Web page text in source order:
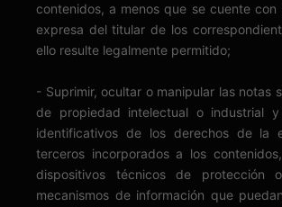
contenidos, a menos que se cuente con
expresa del titular de los
ello resulte legalmente permitido;
- Suprimir, ocultar o manipular las notas
de propiedad intelectual o industrial
identificativos de los derechos de la
terceros incorporados a los
dispositivos técnicos de protección
mecanismos de información que